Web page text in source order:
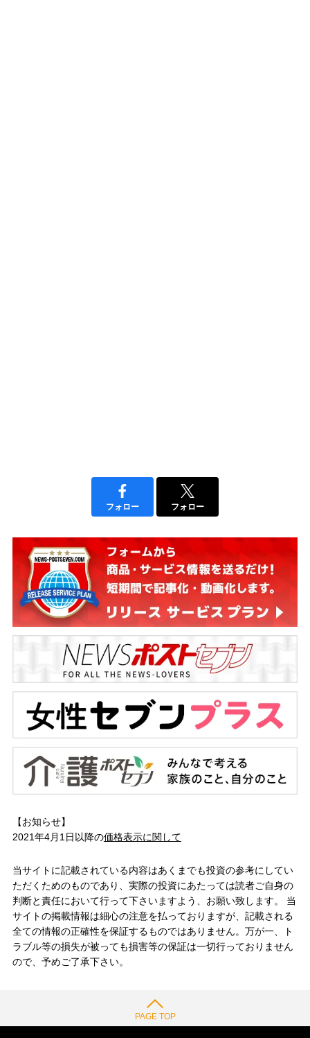
フォロー フォロー
【お知らせ】
2021年4月1日以降の価格表示に関して
当サイトに記載されている内容はあくまでも投資の参考にしてい
ただくためのものであり、実際の投資にあたっては読者ご自身の
判断と責任において行って下さいますよう、お願い致します。 当
サイトの掲載情報は細心の注意を払っておりますが、記載される
全ての情報の正確性を保証するものではありません。万が一、ト
ラブル等の損失が被っても損害等の保証は一切行っておりません
ので、予めご了承下さい。
PAGE TOP